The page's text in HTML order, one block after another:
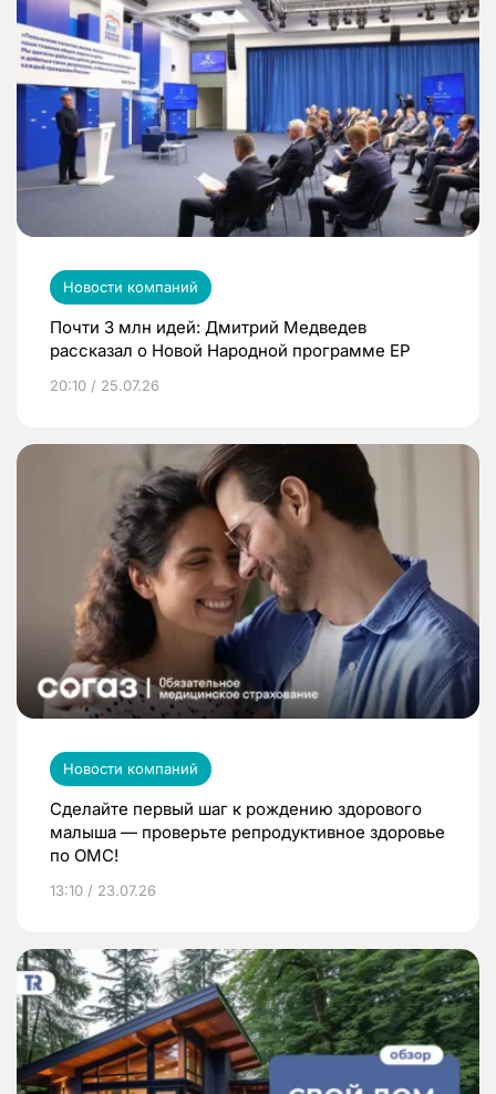
Новости компаний
Почти 3 млн идей: Дмитрий Медведев
рассказал о Новой Народной программе ЕР
20:10 / 25.07.26
Новости компаний
Сделайте первый шаг к рождению здорового
малыша — проверьте репродуктивное здоровье
по ОМС!
13:10 / 23.07.26